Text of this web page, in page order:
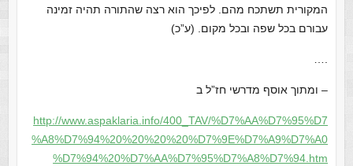
המקורית תשתכח מהם. לפיכך הוא רצה שהתורה תהיה זמינה
עבורם בכל שפה ובכל מקום. (ע”כ)
ומתוך אוסף מדרשי חז”ל ב –
http://www.aspaklaria.info/400_TAV/%D7%AA%D7%95%D7
%A8%D7%94%20%20%20%20%D7%9E%D7%A9%D7%A0
%D7%94%20%D7%AA%D7%95%D7%A8%D7%94.htm